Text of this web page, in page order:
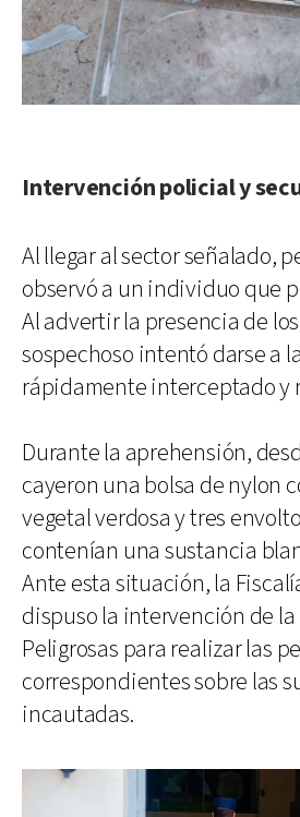
Intervención policial y
Al llegar al sector señalado,
observó a un individuo que
Al advertir la presencia de
sospechoso intentó darse a
rápidamente interceptado y
Durante la aprehensión,
cayeron una bolsa de nylon
vegetal verdosa y tres
contenían una sustancia
Ante esta situación, la
dispuso la intervención de la
Peligrosas para realizar las
correspondientes sobre las
incautadas.